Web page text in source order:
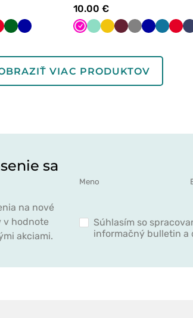
ČervenáTmavoTmavo
10.00 €
Malinová
Mátová
Žltá Čerešňová
TmavoTmavoKaribská
VIAC PRODUKTOV
sa
na nové
v hodnote
akciami.
Súhlasím so
informačný bulletin a